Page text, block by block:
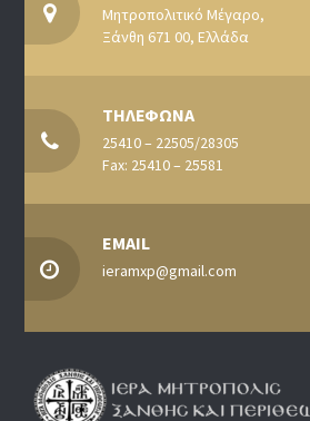
Μητροπολιτικό Μέγαρο,
Ξάνθη 671 00, Ελλάδα
ΤΗΛΕΦΩΝΑ
25410 – 22505/28305
Fax: 25410 – 25581
EMAIL
ieramxp@gmail.com